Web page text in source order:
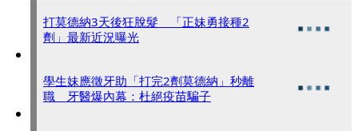
打莫德納3天後狂脫髮 「正妹勇接種2
劑」最新近況曝光
學生妹應徵牙助「打完2劑莫德納」秒離
職 牙醫爆內幕：杜絕疫苗騙子